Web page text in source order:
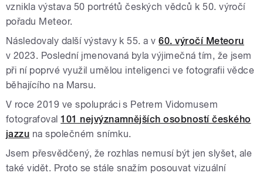
vznikla výstava 50 portrétů českých vědců k 50. výročí
pořadu Meteor.
Následovaly další výstavy k 55. a v60. výročí Meteoru
v 2023. Poslední jmenovaná byla výjimečná tím, že jsem
při ní poprvé využil umělou inteligenci ve fotografii vědce
běhajícího na Marsu.
V roce 2019 ve spolupráci s Petrem Vidomusem
fotografoval101 nejvýznamnějších osobností českého
jazzu na společném snímku.
Jsem přesvědčený, že rozhlas nemusí být jen slyšet, ale
také vidět. Proto se stále snažím posouvat vizuální